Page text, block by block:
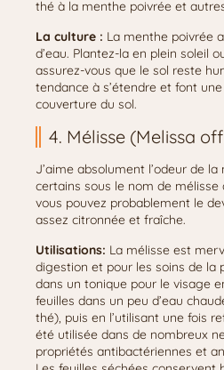
thé à la menthe poivrée et
La culture : La menthe poivrée
d’eau. Plantez-la en plein soleil
assurez-vous que le sol reste
tendance à s’étendre et font
couverture du sol.
4. Mélisse (Melissa
J’aime absolument l’odeur de
certains sous le nom de mélisse
vous pouvez probablement le
assez citronnée et fraîche.
Utilisations: La mélisse est
digestion et pour les soins de la
dans un tonique pour le visage
feuilles dans un peu d’eau
thé), puis en l’utilisant une fois
été utilisée dans de nombreux
propriétés antibactériennes et